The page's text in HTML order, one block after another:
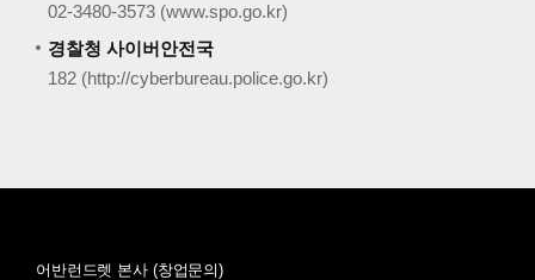
02-3480-3573 (www.spo.go.kr)
경찰청 사이버안전국
182 (http://cyberbureau.police.go.kr)
어반런드렛 본사 (창업문의)